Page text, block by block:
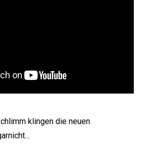
klingen die neuen